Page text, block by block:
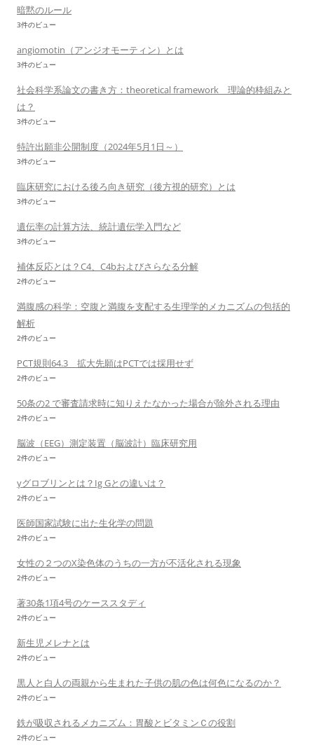
暗黙のルール
3件のビュー
angiomotin（アンジオモーティン）とは
3件のビュー
社会科学系論文の書き方：theoretical framework 理論的枠組みと
は？
3件のビュー
特許出願非公開制度（2024年5月1日～）
3件のビュー
臨床研究における後ろ向き研究（後方視的研究）とは
3件のビュー
遺伝率の計算方法、統計遺伝学入門など
3件のビュー
補体反応とは？C4、C4bおよびさらなる分解
2件のビュー
満腹感の科学：空腹と満腹を支配する生理学的メカニズムの包括的
解析
2件のビュー
PCT規則64.3 拡大先願はPCTでは採用せず
2件のビュー
50条の2 で審査請求時に知りえたなかった場合が除外される理由
2件のビュー
脳波（EEG）測定装置（脳波計）臨床研究用
2件のビュー
γグロブリンとは？Ig Gとの違いは？
2件のビュー
医師国家試験に出た生化学の問題
2件のビュー
女性の２つのX染色体のうちの一方が不活化される現象
2件のビュー
著30条1項4号のケーススタディ
2件のビュー
新生児メレナとは
2件のビュー
黒人と白人の両親から生まれた子供の肌の色は何色になるのか？
2件のビュー
鉄が吸収されるメカニズム：胃酸とビタミンＣの役割
2件のビュー